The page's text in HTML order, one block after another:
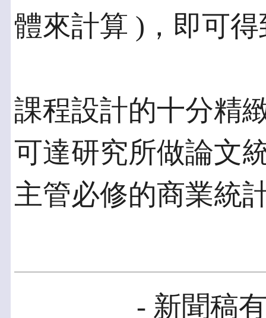
體來計算 )，即可
課程設計的十分精
可達研究所做論文
主管必修的商業統
- 新聞稿